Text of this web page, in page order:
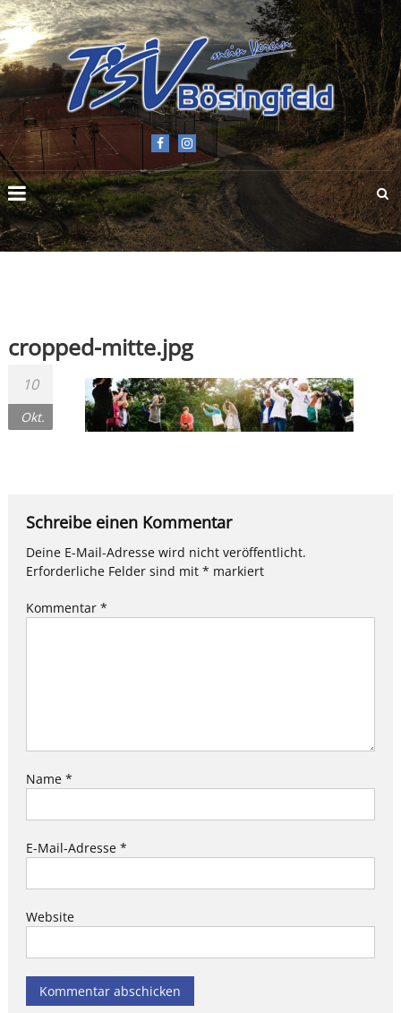
TSV
BÖSINGFELD
E.V.
cropped-mitte.jpg
10
Okt.
Schreibe einen Kommentar
Deine E-Mail-Adresse wird nicht veröffentlicht.
Erforderliche Felder sind mit * markiert
Kommentar *
Name *
E-Mail-Adresse *
Website